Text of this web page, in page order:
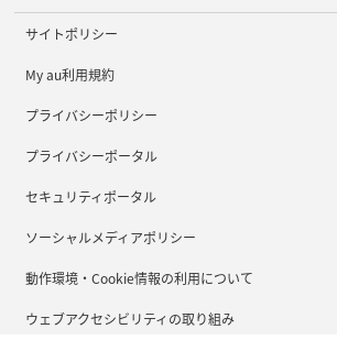
サイトポリシー
My au利用規約
プライバシーポリシー
プライバシーポータル
セキュリティポータル
ソーシャルメディアポリシー
動作環境・Cookie情報の利用について
ウェブアクセシビリティの取り組み